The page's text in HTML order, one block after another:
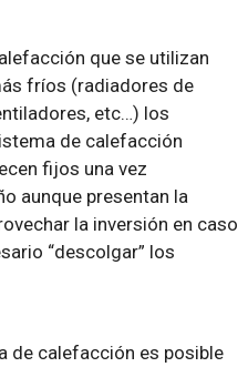
que se utilizan
fríos (radiadores de
etc…) los
de calefacción
fijos una vez
aunque presentan la
la inversión en caso
“descolgar” los
de calefacción es posible